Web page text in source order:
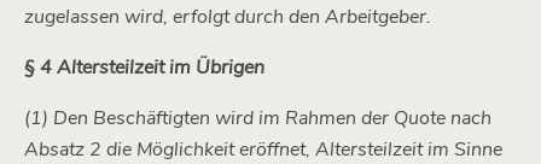
zugelassen wird, erfolgt durch den Arbeitgeber.
§ 4 Altersteilzeit im Übrigen
(1) Den Beschäftigten wird im Rahmen der Quote nach
Absatz 2 die Möglichkeit eröffnet, Altersteilzeit im Sinne